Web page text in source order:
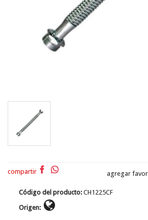
compartir agregar
Código del producto: CH1225CF
Origen: